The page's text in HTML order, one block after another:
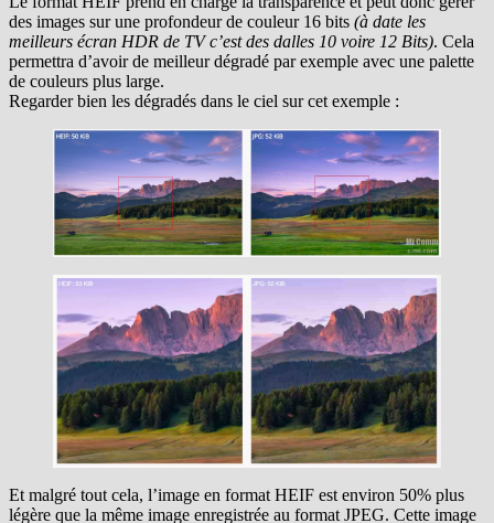
des images sur une profondeur de couleur 16 bits (à date les
meilleurs écran HDR de TV c’est des dalles 10 voire 12 Bits). Cela
permettra d’avoir de meilleur dégradé par exemple avec une palette
de couleurs plus large.
Regarder bien les dégradés dans le ciel sur cet exemple :
Et malgré tout cela, l’image en format HEIF est environ 50% plus
légère que la même image enregistrée au format JPEG. Cette image